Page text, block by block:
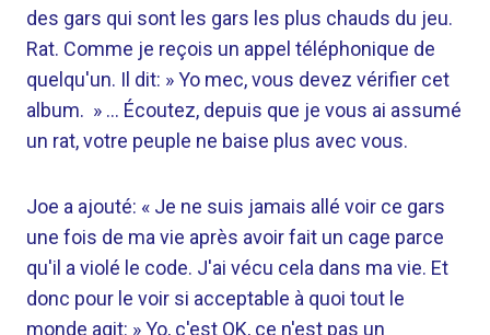
des gars qui sont les gars les plus chauds du jeu.
Rat. Comme je reçois un appel téléphonique de
quelqu'un. Il dit: » Yo mec, vous devez vérifier cet
album. » … Écoutez, depuis que je vous ai assumé
un rat, votre peuple ne baise plus avec vous.
Joe a ajouté: « Je ne suis jamais allé voir ce gars
une fois de ma vie après avoir fait un cage parce
qu'il a violé le code. J'ai vécu cela dans ma vie. Et
donc pour le voir si acceptable à quoi tout le
monde agit: » Yo, c'est OK, ce n'est pas un